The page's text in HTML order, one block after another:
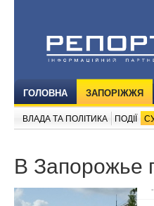
ГОЛОВНА ЗАПОРІЖЖЯ
ВЛАДА ТА ПОЛІТИКА ПОДІЇ
В Запорожье